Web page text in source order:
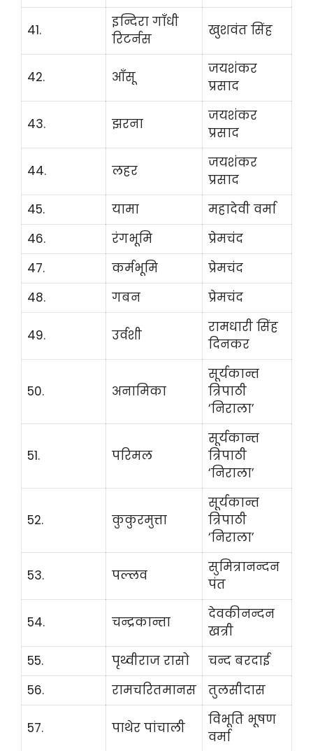
41.
इन्दिरा गाँधी
रिटर्नस
खुशवंत सिंह
42. आँसू
जयशंकर
प्रसाद
43. झरना
जयशंकर
प्रसाद
44. लहर
जयशंकर
प्रसाद
45.
यामा
महादेवी वर्मा
46.
रंगभूमि
प्रेमचंद
47.
कर्मभूमि
प्रेमचंद
48.
गबन प्रेमचंद
49. उर्वशी
रामधारी सिंह
दिनकर
50. अनामिका
सूर्यकान्त
त्रिपाठी
‘निराला’
51. परिमल
सूर्यकान्त
त्रिपाठी
‘निराला’
52. कुकुरमुत्ता
सूर्यकान्त
त्रिपाठी
‘निराला’
53. पल्लव
सुमित्रानन्दन
पंत
54. चन्द्रकान्ता
देवकीनन्दन
खत्री
55.
पृथ्वीराज रासो
चन्द बरदाई
56.
रामचरितमानस तुलसीदास
57. पाथेर पांचाली
विभूति भूषण
वर्मा